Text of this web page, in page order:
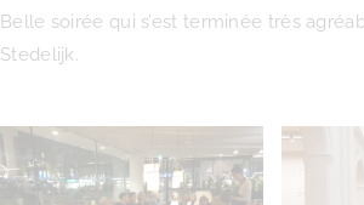
Belle soirée qui s’est terminée très
Stedelijk.